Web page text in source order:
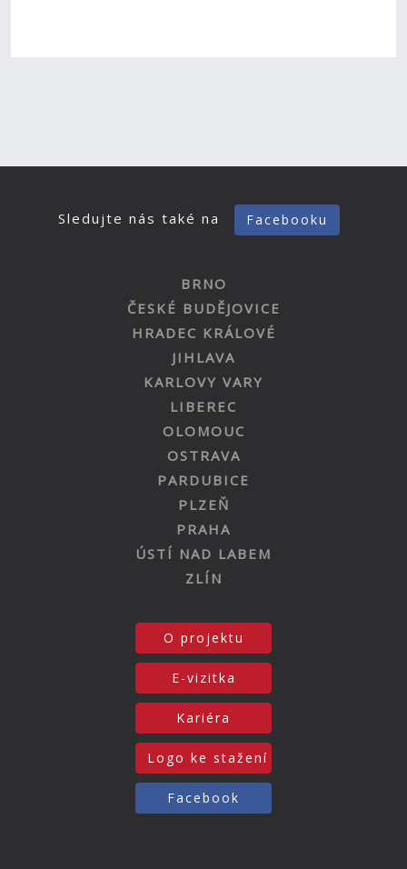
Sledujte nás také na Facebooku
BRNO
ČESKÉ BUDĚJOVICE
HRADEC KRÁLOVÉ
JIHLAVA
KARLOVY VARY
LIBEREC
OLOMOUC
OSTRAVA
PARDUBICE
PLZEŇ
PRAHA
ÚSTÍ NAD LABEM
ZLÍN
O projektu
E-vizitka
Kariéra
Logo ke stažení
Facebook